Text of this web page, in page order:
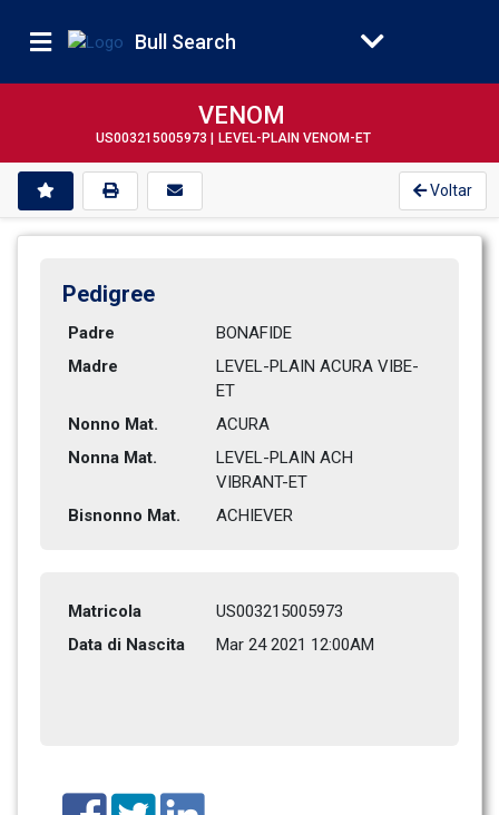
Bull Search
VENOM
US003215005973 | LEVEL-PLAIN VENOM-ET
Voltar
Pedigree
Padre
BONAFIDE
Madre
LEVEL-PLAIN ACURA VIBE-
ET
Nonno Mat.
ACURA
Nonna Mat.
LEVEL-PLAIN ACH
VIBRANT-ET
Bisnonno Mat.
ACHIEVER
Matricola
US003215005973
Data di Nascita
Mar 24 2021 12:00AM